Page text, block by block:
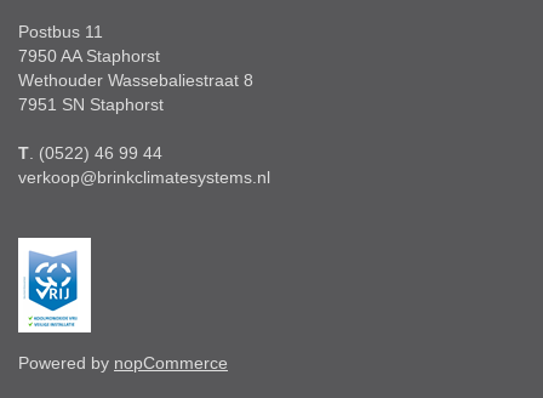
Postbus 11
7950 AA Staphorst
Wethouder Wassebaliestraat 8
7951 SN Staphorst
T . (0522) 46 99 44
verkoop@brinkclimatesystems.nl
Powered by nopCommerce